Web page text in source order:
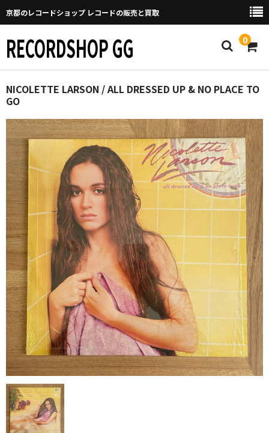
京都のレコードショップ レコードの販売と買取
RECORDSHOP GG 0
Home
GGについて
買取について
取り置きなどについて
Categories
New Arrivals
新譜
GG RECORD （当店のレーベル）
全商品
JAZZ-US
BLUE NOTE
JAZZ-EU
JAZZ-JP
NICOLETTE LARSON / ALL DRESSED UP & NO PLACE TO
GO